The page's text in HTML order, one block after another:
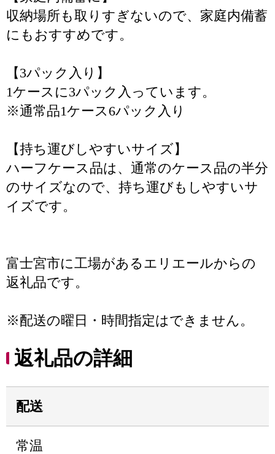
収納場所も取りすぎないので、家庭内備蓄
にもおすすめです。
【3パック入り】
1ケースに3パック入っています。
※通常品1ケース6パック入り
【持ち運びしやすいサイズ】
ハーフケース品は、通常のケース品の半分
のサイズなので、持ち運びもしやすいサ
イズです。
富士宮市に工場があるエリエールからの
返礼品です。
※配送の曜日・時間指定はできません。
返礼品の詳細
配送
常温